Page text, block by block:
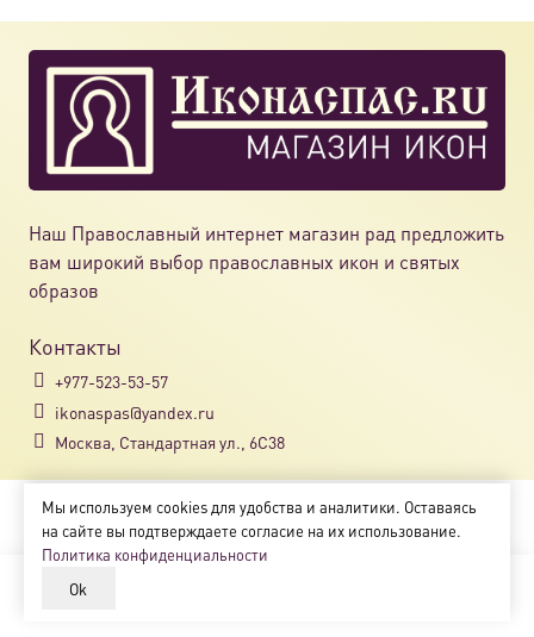
Наш Православный интернет магазин рад предложить
вам широкий выбор православных икон и святых
образов
Контакты
+977-523-53-57
ikonaspas@yandex.ru
Москва, Стандартная ул., 6С38
Copyright © 2018-2025
Магазин православных икон «ikonaspas.ru»
Мы используем cookies для удобства и аналитики. Оставаясь
на сайте вы подтверждаете согласие на их использование.
Политика конфиденциальности
Ok